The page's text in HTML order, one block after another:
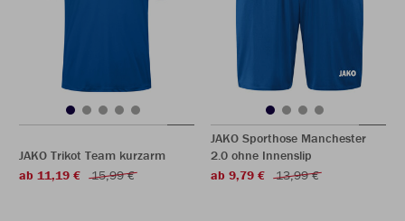
JAKO Trikot Team kurzarm
ab 11,19 €
15,99 €
JAKO Sporthose Manchester
2.0 ohne Innenslip
ab 9,79 €
13,99 €